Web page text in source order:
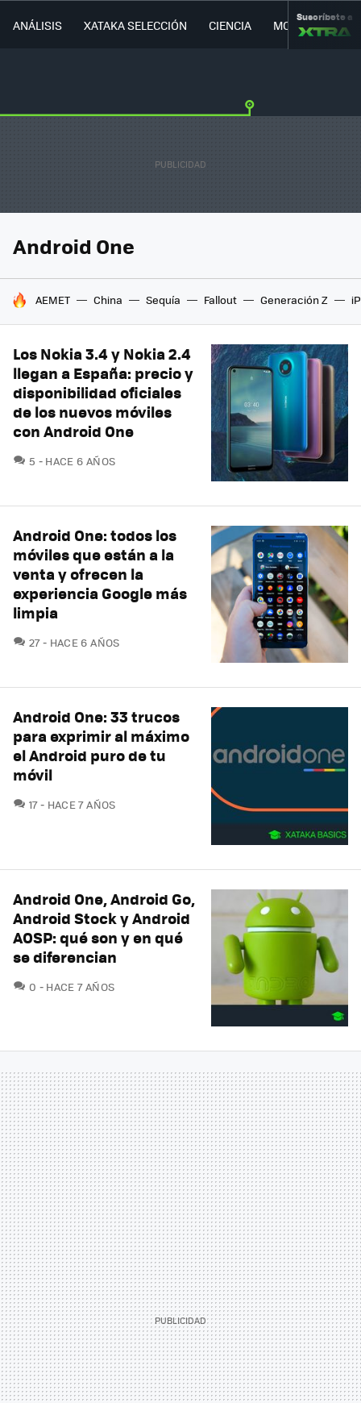
ANÁLISIS XATAKA SELECCIÓN CIENCIA MOVILIDAD
Suscríbete a
Android One
HOY SE HABLA DE
AEMET China Sequía Fallout Generación Z
Los Nokia 3.4 y Nokia 2.4
llegan a España: precio y
disponibilidad oficiales
de los nuevos móviles
con Android One
5 COMENTARIOS
HACE 6 AÑOS
Android One: todos los
móviles que están a la
venta y ofrecen la
experiencia Google más
limpia
27COMENTARIOS
HACE 6 AÑOS
Android One: 33 trucos
para exprimir al máximo
el Android puro de tu
móvil
17COMENTARIOS
HACE 7 AÑOS
Android One, Android Go,
Android Stock y Android
AOSP: qué son y en qué
se diferencian
0 COMENTARIOS
HACE 7 AÑOS